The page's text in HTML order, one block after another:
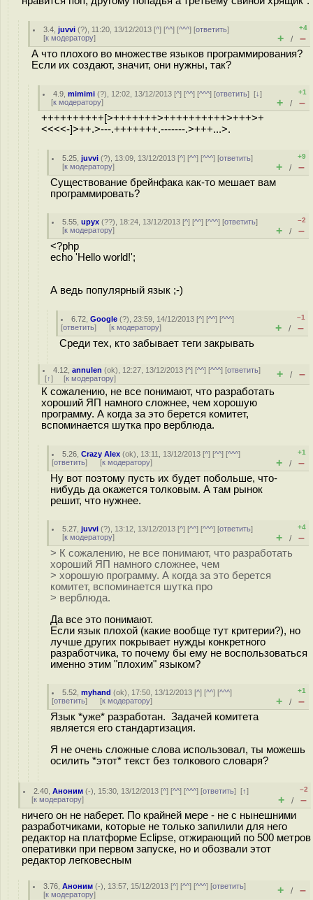
3.4 ,juvvi (?), 11:20, 13/12/2013 [^] [^^] [^^^] [ответить]
[к модератору]
+4
+ / –
А что плохого во множестве языков программирования?
Если их создают, значит, они нужны, так?
4.9 ,mimimi (?), 12:02, 13/12/2013 [^] [^^] [^^^] [ответить][↓]
[к модератору]
+1
+ / –
++++++++++[>+++++++>++++++++++>+++>+
<<<<-]>++.>---.+++++++.-------.>+++...>.
5.25 ,juvvi (?), 13:09, 13/12/2013 [^] [^^] [^^^] [ответить]
[к модератору]
+9
+ / –
Существование брейнфака как-то мешает вам
программировать?
5.55 ,upyx (??), 18:24, 13/12/2013 [^] [^^] [^^^] [ответить]
[к модератору]
–2
+ / –
<?php
echo 'Hello world!';
А ведь популярный язык ;-)
6.72 ,Google (?), 23:59, 14/12/2013 [^] [^^] [^^^]
[ответить] [к модератору]
–1
+ / –
Среди тех, кто забывает теги закрывать
4.12 ,annulen (ok), 12:27, 13/12/2013 [^] [^^] [^^^] [ответить]
[↑] [к модератору] + / –
К сожалению, не все понимают, что разработать
хороший ЯП намного сложнее, чем хорошую
программу. А когда за это берется комитет,
вспоминается шутка про верблюда.
5.26 ,Crazy Alex (ok), 13:11, 13/12/2013 [^] [^^] [^^^]
[ответить] [к модератору]
+1
+ / –
Ну вот поэтому пусть их будет побольше, что-
нибудь да окажется толковым. А там рынок
решит, что нужнее.
5.27 ,juvvi (?), 13:12, 13/12/2013 [^] [^^] [^^^] [ответить]
[к модератору]
+4
+ / –
> К сожалению, не все понимают, что разработать
хороший ЯП намного сложнее, чем
> хорошую программу. А когда за это берется
комитет, вспоминается шутка про
> верблюда.
Да все это понимают.
Если язык плохой (какие вообще тут критерии?), но
лучше других покрывает нужды конкретного
разработчика, то почему бы ему не воспользоваться
именно этим "плохим" языком?
5.52 ,myhand (ok), 17:50, 13/12/2013 [^] [^^] [^^^]
[ответить] [к модератору]
+1
+ / –
Язык *уже* разработан. Задачей комитета
является его стандартизация.
Я не очень сложные слова использовал, ты можешь
осилить *этот* текст без толкового словаря?
2.40 ,Аноним (-), 15:30, 13/12/2013 [^] [^^] [^^^] [ответить][↑]
[к модератору]
–2
+ / –
ничего он не наберет. По крайней мере - не с нынешними
разработчиками, которые не только запилили для него
редактор на платформе Eclipse, отжирающий по 500 метров
оперативки при первом запуске, но и обозвали этот
редактор легковесным
3.76 ,Аноним (-), 13:57, 15/12/2013 [^] [^^] [^^^] [ответить]
[к модератору] + / –